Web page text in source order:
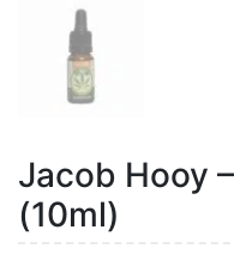
Jacob Hooy
(10ml)